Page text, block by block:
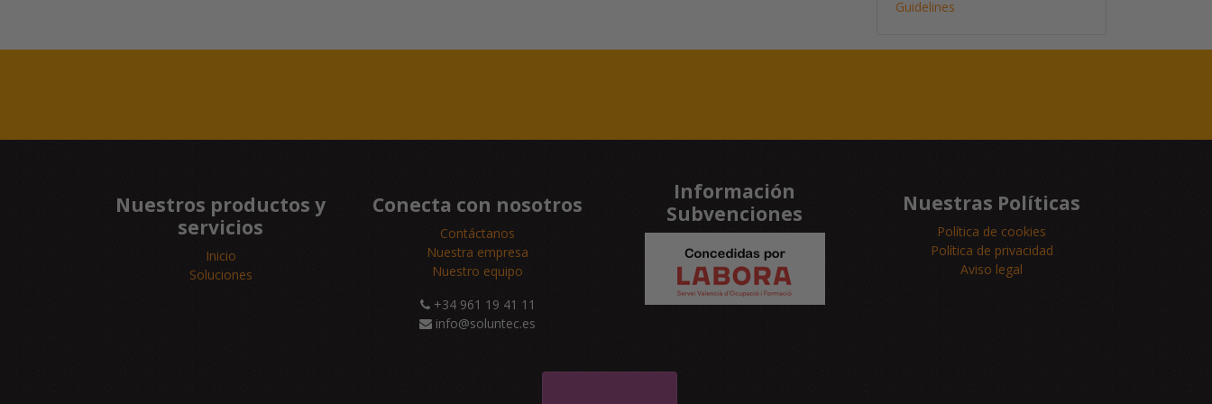
Guidelines
Nuestros productos y
servicios
Inicio
Soluciones
Conecta con nosotros
Contáctanos
Nuestra empresa
Nuestro equipo
+34 961 19 41 11
info@soluntec.es
Información
Subvenciones
Nuestras Políticas
Política de cookies
Política de privacidad
Aviso legal